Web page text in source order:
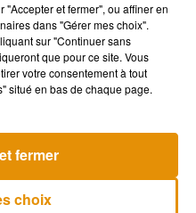
cortège des#soignants
et fermer", ou affiner en
dans "Gérer mes choix".
sur "Continuer sans
que pour ce site. Vous
votre consentement à tout
situé en bas de chaque page.
choix
fermer